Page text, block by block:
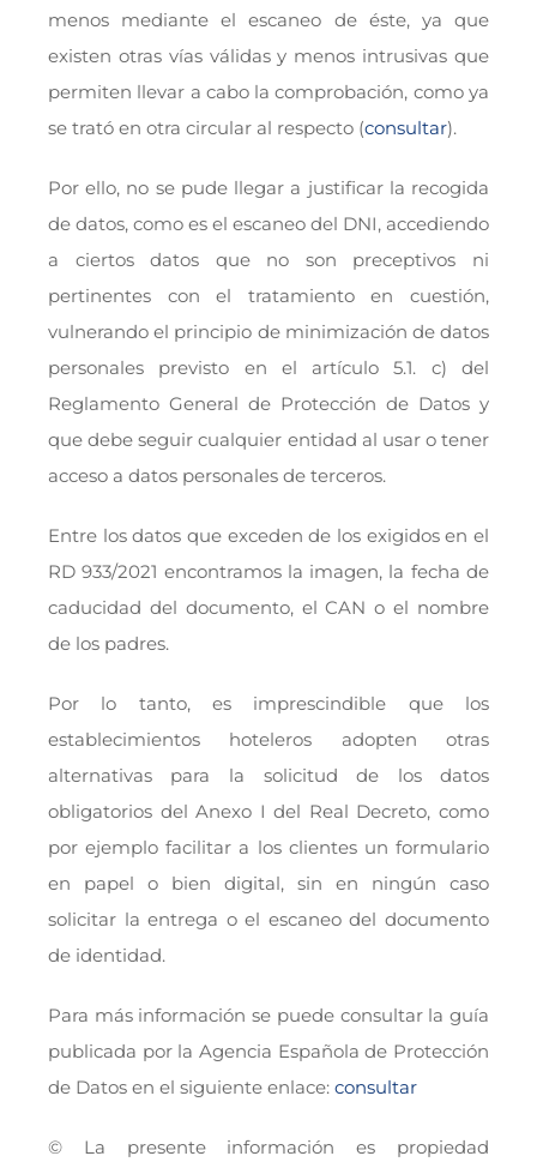
menos mediante el escaneo de éste, ya que
existen otras vías válidas y menos intrusivas que
permiten llevar a cabo la comprobación, como ya
se trató en otra circular al respecto (consultar).
Por ello, no se pude llegar a justificar la recogida
de datos, como es el escaneo del DNI, accediendo
a ciertos datos que no son preceptivos ni
pertinentes con el tratamiento en cuestión,
vulnerando el principio de minimización de datos
personales previsto en el artículo 5.1. c) del
Reglamento General de Protección de Datos y
que debe seguir cualquier entidad al usar o tener
acceso a datos personales de terceros.
Entre los datos que exceden de los exigidos en el
RD 933/2021 encontramos la imagen, la fecha de
caducidad del documento, el CAN o el nombre
de los padres.
Por lo tanto, es imprescindible que los
establecimientos hoteleros adopten otras
alternativas para la solicitud de los datos
obligatorios del Anexo I del Real Decreto, como
por ejemplo facilitar a los clientes un formulario
en papel o bien digital, sin en ningún caso
solicitar la entrega o el escaneo del documento
de identidad.
Para más información se puede consultar la guía
publicada por la Agencia Española de Protección
de Datos en el siguiente enlace: consultar
© La presente información es propiedad